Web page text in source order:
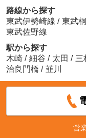
路線から探す
東武伊勢崎線 / 東武
東武佐野線
駅から探す
木崎 / 細谷 / 太田 / 三
治良門橋 / 韮川
営